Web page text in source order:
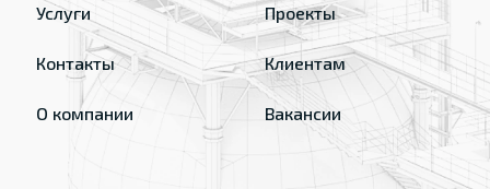
Услуги
Контакты
О компании
Проекты
Клиентам
Вакансии